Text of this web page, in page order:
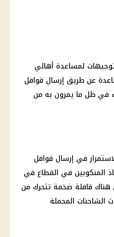
لمساعدة أهالي
عن طريق إرسال قوافل
في ظل ما يمرون به من
في إرسال قوافل
المنكوبين في القطاع في
هناك قافلة ضخمة تتحرك من
الشاحنات المحملة